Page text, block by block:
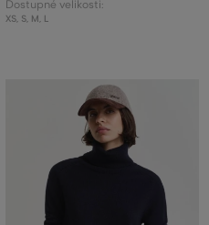
Dostupné velikosti:
XS, S, M L